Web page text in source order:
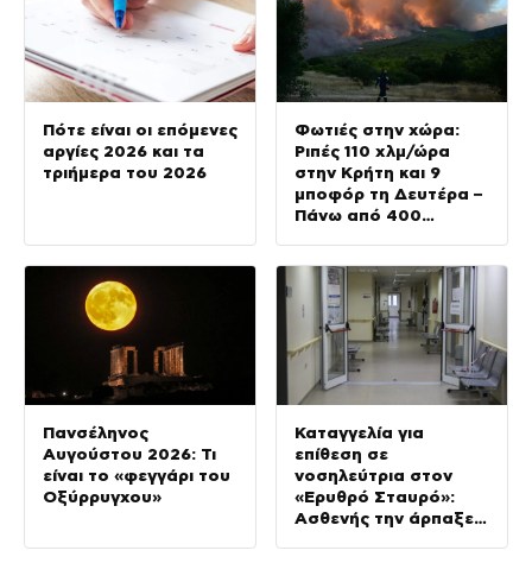
Πότε είναι οι επόμενες
αργίες 2026 και τα
τριήμερα του 2026
Φωτιές στην χώρα:
Ριπές 110 χλμ/ώρα
στην Κρήτη και 9
μποφόρ τη Δευτέρα –
Πάνω από 400
Πανσέληνος
Αυγούστου 2026: Τι
είναι το «φεγγάρι του
Οξύρρυγχου»
Καταγγελία για
επίθεση σε
νοσηλεύτρια στον
«Ερυθρό Σταυρό»:
Ασθενής την άρπαξε